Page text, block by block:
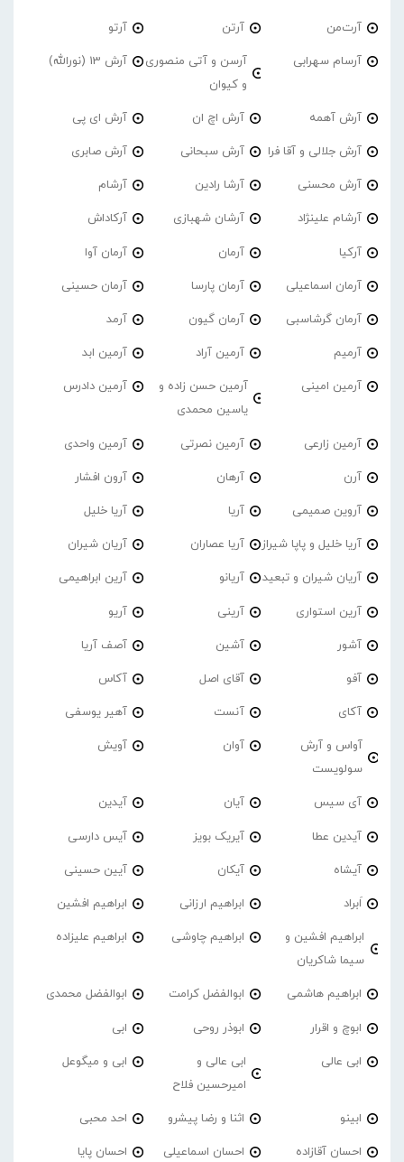
آرت‌من آرتن آرتو
آرسام سهرابی
آرسن و آتی منصوری
و کیوان
آرش 13 (نورالله)
آرش آهمه آرش اچ ان آرش ای پی
آرش جلالی و آقا فرا آرش سبحانی آرش صابری
آرش محسنی آرشا رادین آرشام
آرشام علینژاد آرشان شهبازی آرکاداش
آرکیا آرمان آرمان آوا
آرمان اسماعیلی آرمان پارسا آرمان حسینی
آرمان گرشاسبی آرمان گیون آرمد
آرمیم آرمین آراد آرمین ابد
آرمین امینی
آرمین حسن زاده و
یاسین محمدی
آرمین دادرس
آرمین زارعی آرمین نصرتی آرمین واحدی
آرن آرهان آرون افشار
آروین صمیمی آریا آریا خلیل
آریا خلیل و پاپا شیراز آریا عصاران آریان شیران
آریان شیران و تبعید آریانو آرین ابراهیمی
آرین استواری آرینی آریو
آشور آشین آصف آریا
آفو آقای اصل آکاس
آکای آنست آهیر یوسفی
آواس و آرش
سولویست
آوان آویش
آی سیس آیان آیدین
آیدین عطا آیریک بویز آیس دارسی
آیشاه آیکان آیین حسینی
اَبراد ابراهیم ارزانی ابراهیم افشین
ابراهیم افشین و
سیما شاکریان
ابراهیم چاوشی ابراهیم علیزاده
ابراهیم هاشمی ابوالفضل کرامت ابوالفضل محمدی
ابوچ و اقرار ابوذر روحی ابی
ابی عالی
ابی عالی و
امیرحسین فلاح
ابی و میگوعل
ابینو اثنا و رضا پیشرو احد محبی
احسان آقازاده احسان اسماعیلی احسان پایا